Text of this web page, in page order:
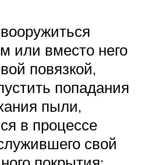
или вместо него
повязкой,
попадания
пыли,
в процессе
свой